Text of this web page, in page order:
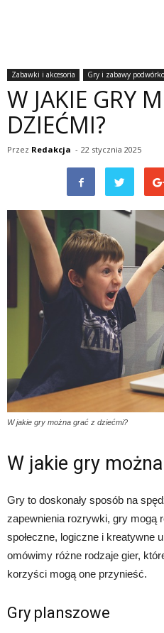
Zabawki i akcesoria Gry i zabawy
W JAKIE GRY
DZIEĆMI?
Przez Redakcja - 22 stycznia 2025
W jakie gry można grać z dziećmi?
W jakie gry
Gry to doskonały sposób na
zapewnienia rozrywki, gry mogą
społeczne, logiczne i kreatywne
omówimy różne rodzaje gier,
korzyści mogą one przynieść.
Gry planszowe